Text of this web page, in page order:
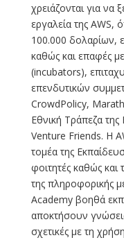
χρειάζονται για να
εργαλεία της AWS,
100.000 δολαρίων,
καθώς και επαφές με
(incubators),
επενδυτικών
CrowdPolicy,
Εθνική Τράπεζα
Venture Friends. H
τομέα της
φοιτητές καθώς
της πληροφορικής
Academy βοηθά
αποκτήσουν
σχετικές με τη